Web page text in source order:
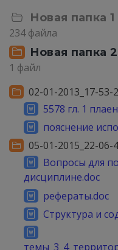
Новая папка 1
234 файла
Новая папка 2
1 файл
02-01-2013_17-53-
5578 гл. 1
пояснение
05-01-2015_22-06-
Вопросы для
дисциплине.doc
рефераты.doc
Структура и